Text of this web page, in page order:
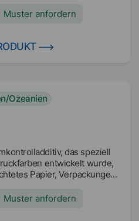
hinzugefügt werden.
Muster anfordern
Ozeanien
das speziell
entwickelt wurde,
Papier, Verpackungen,
Muster anfordern